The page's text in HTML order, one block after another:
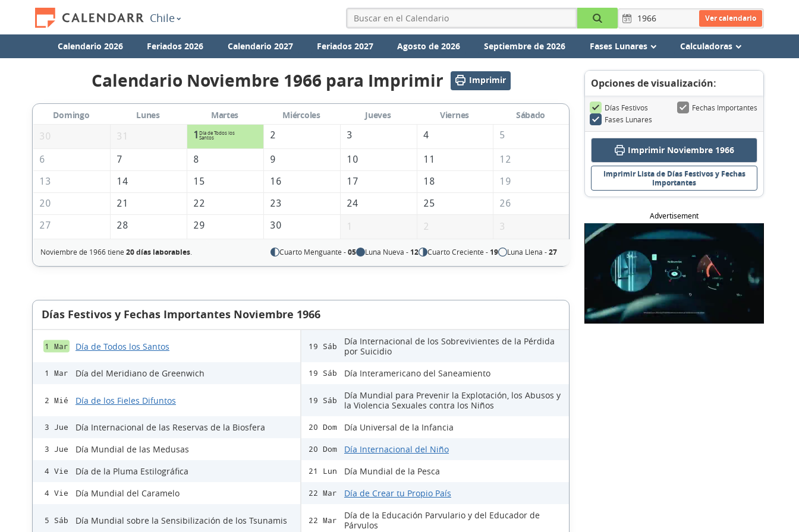
Chile Ver calendario
Calendario 2026 Feriados 2026 Calendario 2027 Feriados 2027 Agosto de 2026 Septiembre de 2026 Fases Lunares Calculadoras
Calendario Noviembre 1966 para Imprimir Imprimir
Domingo Lunes Martes Miércoles Jueves Viernes
Sábado
30
31 1 Día de Todos los
Santos
2 3 4 5
6 7 8 9 10 11
12
13
14 15 16 17 18
19
20
21 22 23 24 25
26
27
28 29 30 1 2 3
Noviembre de 1966 tiene 20 días laborables. Cuarto Menguante -05 Luna Nueva - 12 Cuarto Creciente - 19 Luna Llena -27
Días Festivos y Fechas Importantes Noviembre 1966
1 Mar Día de Todos los Santos
1 Mar Día del Meridiano de Greenwich
2 Mié Día de los Fieles Difuntos
3 Jue Día Internacional de las Reservas de la Biosfera
3 Jue Día Mundial de las Medusas
4 Vie Día de la Pluma Estilográfica
4 Vie Día Mundial del Caramelo
5 Sáb Día Mundial sobre la Sensibilización de los Tsunamis
19 Sáb
Día Internacional de los Sobrevivientes de la Pérdida
por Suicidio
19 Sáb Día Interamericano del Saneamiento
19 Sáb
Día Mundial para Prevenir la Explotación, los Abusos y
la Violencia Sexuales contra los Niños
20 Dom Día Universal de la Infancia
20 Dom Día Internacional del Niño
21 Lun Día Mundial de la Pesca
22 Mar Día de Crear tu Propio País
22 Mar
Día de la Educación Parvulario y del Educador de
Párvulos
Opciones de visualización:
Días Festivos
Fechas Importantes
Fases Lunares
Imprimir Noviembre 1966
Imprimir Lista de Días Festivos y Fechas
Importantes
Advertisement